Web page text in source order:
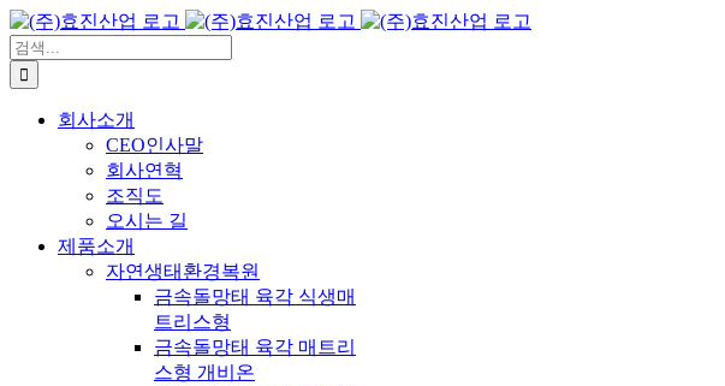
콘
텐
츠
로
검
색:
회사소개
CEO인사말
회사연혁
조직도
오시는 길
제품소개
자연생태환경복원
금속돌망태 육각 식생매
트리스형
금속돌망태 육각 매트리
스형 개비온